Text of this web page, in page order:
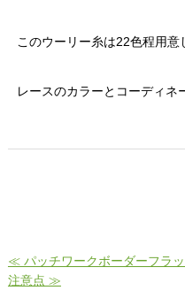
このウーリー糸は22色程用意
レースのカラーとコーディネ
≪ パッチワークボーダーフラ
注意点 ≫